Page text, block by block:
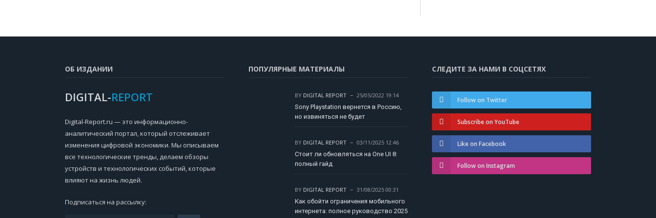
ОБ ИЗДАНИИ
DIGITAL-REPORT
Digital-Report.ru — это информационно-
аналитический портал, который отслеживает
изменения цифровой экономики. Мы описываем
все технологические тренды, делаем обзоры
устройств и технологических событий, которые
влияют на жизнь людей.
Подписаться на рассылку:
ПОПУЛЯРНЫЕ МАТЕРИАЛЫ
BY DIGITAL REPORT
25/05/2022 19:14
Sony Playstation вернется в Россию,
но извиняться не будет
BY DIGITAL REPORT
03/11/2025 12:46
Стоит ли обновляться на One UI 8:
полный гайд
BY DIGITAL REPORT
31/08/2025 00:31
Как обойти ограничения мобильного
интернета: полное руководство 2025
СЛЕДИТЕ ЗА НАМИ В СОЦСЕТЯХ
Follow on Twitter
Subscribe on YouTube
Like on Facebook
Follow on Instagram